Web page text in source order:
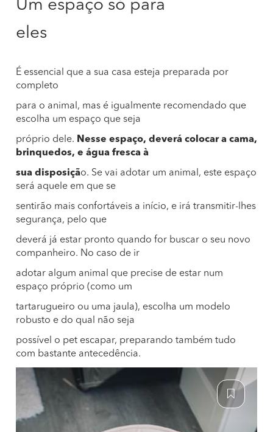
Um espaço só para
eles
É essencial que a sua casa esteja preparada por
completo
para o animal, mas é igualmente recomendado que
escolha um espaço que seja
próprio dele. Nesse espaço, deverá colocar a cama,
brinquedos, e água fresca à
sua disposição. Se vai adotar um animal, este espaço
será aquele em que se
sentirão mais confortáveis a início, e irá transmitir-lhes
segurança, pelo que
deverá já estar pronto quando for buscar o seu novo
companheiro. No caso de ir
adotar algum animal que precise de estar num
espaço próprio (como um
tartarugueiro ou uma jaula), escolha um modelo
robusto e do qual não seja
possível o pet escapar, preparando também tudo
com bastante antecedência.